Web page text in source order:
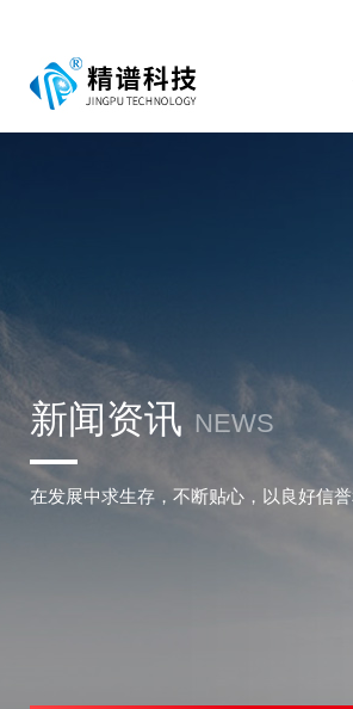
新闻资讯 NEWS
在发展中求生存，不断贴心，以良好信